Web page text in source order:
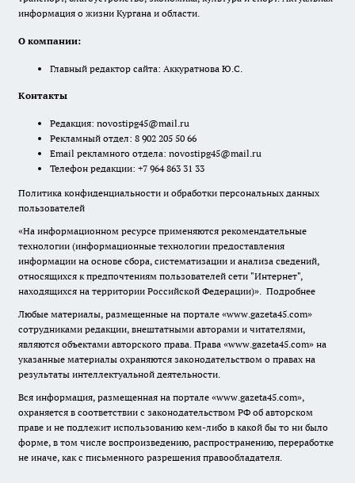
информация о жизни Кургана и области.
О компании:
Главный редактор сайта: Аккуратнова Ю.С.
Контакты
Редакция: novostipg45@mail.ru
Рекламный отдел: 8 902 205 50 66
Email рекламного отдела: novostipg45@mail.ru
Телефон редакции: +7 964 863 31 33
Политика конфиденциальности и обработки персональных данных
пользователей
«На информационном ресурсе применяются рекомендательные
технологии (информационные технологии предоставления
информации на основе сбора, систематизации и анализа сведений,
относящихся к предпочтениям пользователей сети "Интернет",
находящихся на территории Российской Федерации)». Подробнее
Любые материалы, размещенные на портале «www.gazeta45.com»
сотрудниками редакции, внештатными авторами и читателями,
являются объектами авторского права. Права «www.gazeta45.com» на
указанные материалы охраняются законодательством о правах на
результаты интеллектуальной деятельности.
Вся информация, размещенная на портале «www.gazeta45.com»,
охраняется в соответствии с законодательством РФ об авторском
праве и не подлежит использованию кем-либо в какой бы то ни было
форме, в том числе воспроизведению, распространению, переработке
не иначе, как с письменного разрешения правообладателя.